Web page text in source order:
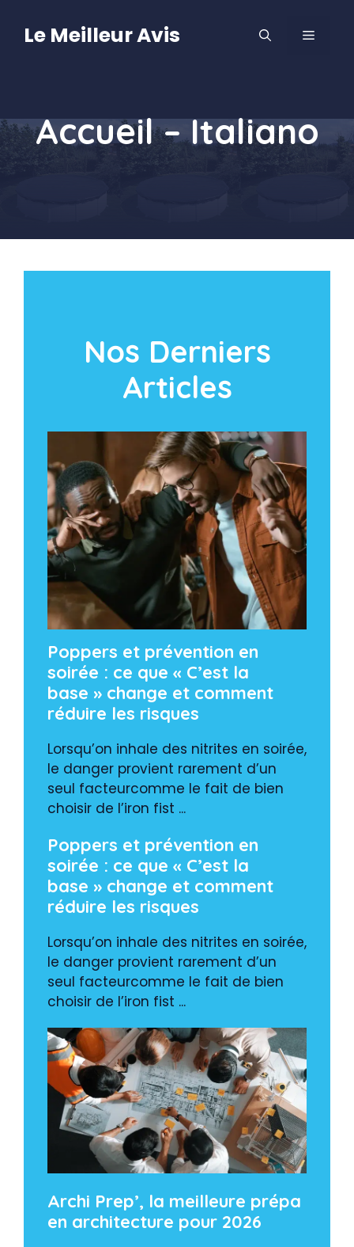
contenu
Le Meilleur Avis MENU
Accueil – Italiano
Nos Derniers
Articles
Poppers et prévention en
soirée : ce que « C’est la
base » change et comment
réduire les risques
Lorsqu’on inhale des nitrites en soirée,
le danger provient rarement d’un
seul facteurcomme le fait de bien
choisir de l’iron fist ...
Poppers et prévention en
soirée : ce que « C’est la
base » change et comment
réduire les risques
Lorsqu’on inhale des nitrites en soirée,
le danger provient rarement d’un
seul facteurcomme le fait de bien
choisir de l’iron fist ...
Archi Prep’, la meilleure prépa
en architecture pour 2026